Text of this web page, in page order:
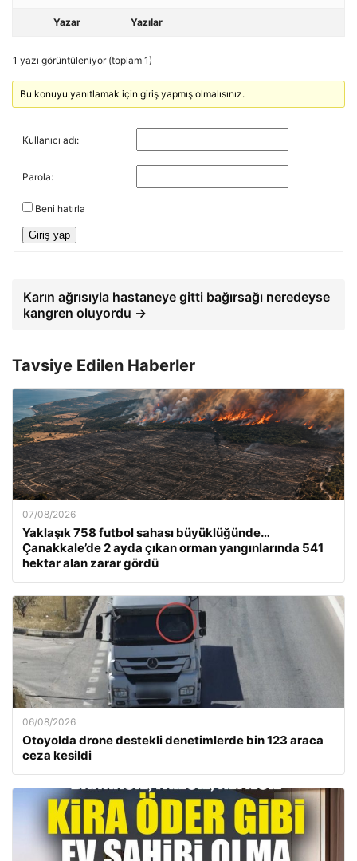
Yazar Yazılar
1 yazı görüntüleniyor (toplam 1)
Bu konuyu yanıtlamak için giriş yapmış olmalısınız.
Kullanıcı adı:
Parola:
Beni hatırla
Giriş yap
Karın ağrısıyla hastaneye gitti bağırsağı neredeyse
kangren oluyordu →
Tavsiye Edilen Haberler
07/08/2026
Yaklaşık 758 futbol sahası büyüklüğünde…
Çanakkale’de 2 ayda çıkan orman yangınlarında 541
hektar alan zarar gördü
06/08/2026
Otoyolda drone destekli denetimlerde bin 123 araca
ceza kesildi